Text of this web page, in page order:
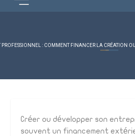
PROFESSIONNEL : COMMENT FINANCER LA CRÉATION
Créer ou développer son
souvent un financement